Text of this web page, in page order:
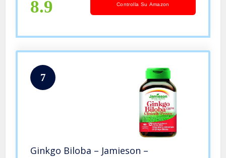
8.9 Controlla Su Amazon
7
Ginkgo Biloba – Jamieson –